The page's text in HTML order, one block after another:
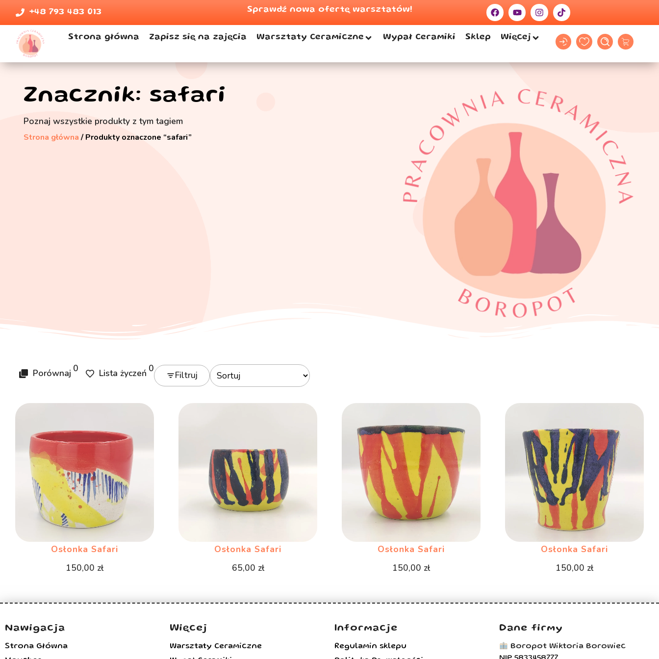
+48 793 483 013 Sprawdź nowa ofertę warsztatów!
Strona główna Zapisz się na zajęcia Warsztaty Ceramiczne Wypał Ceramiki Sklep Więcej
Znacznik: safari
Poznaj wszystkie produkty z tym tagiem
Strona główna / Produkty oznaczone “safari”
Porównaj 0 Lista życzeń 0
Filtruj
Osłonka Safari
150,00 zł
Osłonka Safari
65,00 zł
Osłonka Safari
150,00 zł
Osłonka Safari
150,00 zł
Nawigacja
Strona Główna
Więcej
Warsztaty Ceramiczne
Informacje
Regulamin sklepu
Dane firmy
Boropot Wiktoria Borowiec